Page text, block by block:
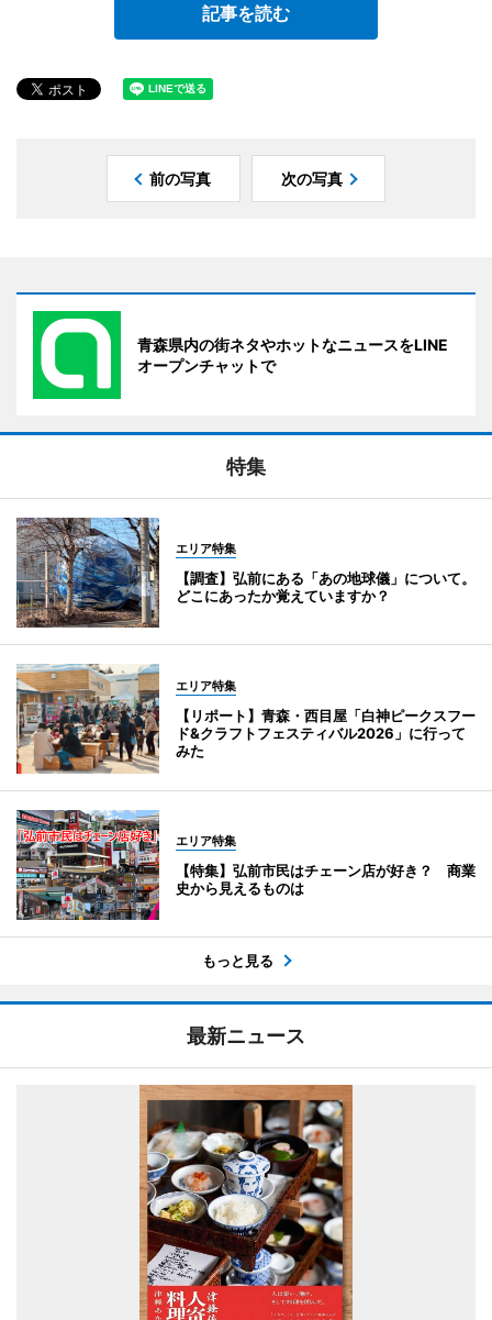
記事を読む
前の写真 次の写真
青森県内の街ネタやホットなニュースをLINE
オープンチャットで
特集
エリア特集
【調査】弘前にある「あの地球儀」について。
どこにあったか覚えていますか？
エリア特集
【リポート】青森・西目屋「白神ピークスフー
ド&クラフトフェスティバル2026」に行って
みた
エリア特集
【特集】弘前市民はチェーン店が好き？ 商業
史から見えるものは
もっと見る
最新ニュース